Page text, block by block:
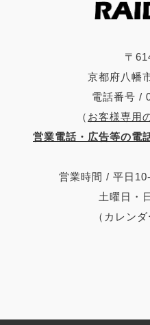
〒
京都府八幡
電話番号 /
（ お客様専用
営業電話・広告等の電
営業時間 / 平日
土曜日・
（カレン